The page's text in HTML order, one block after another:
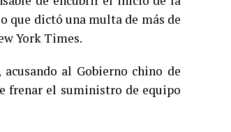
que dictó una multa de más de
York Times.
al Gobierno chino de
frenar el suministro de equipo